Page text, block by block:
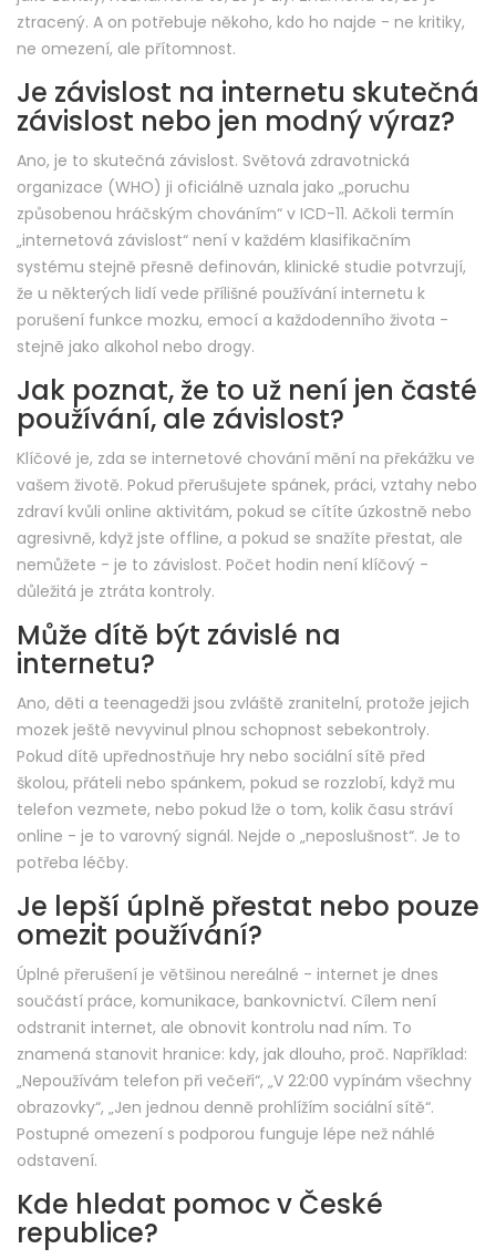
ztracený. A on potřebuje někoho, kdo ho najde - ne kritiky,
ne omezení, ale přítomnost.
Je závislost na internetu skutečná
závislost nebo jen modný výraz?
Ano, je to skutečná závislost. Světová zdravotnická
organizace (WHO) ji oficiálně uznala jako „poruchu
způsobenou hráčským chováním“ v ICD-11. Ačkoli termín
„internetová závislost“ není v každém klasifikačním
systému stejně přesně definován, klinické studie potvrzují,
že u některých lidí vede přílišné používání internetu k
porušení funkce mozku, emocí a každodenního života -
stejně jako alkohol nebo drogy.
Jak poznat, že to už není jen časté
používání, ale závislost?
Klíčové je, zda se internetové chování mění na překážku ve
vašem životě. Pokud přerušujete spánek, práci, vztahy nebo
zdraví kvůli online aktivitám, pokud se cítíte úzkostně nebo
agresivně, když jste offline, a pokud se snažíte přestat, ale
nemůžete - je to závislost. Počet hodin není klíčový -
důležitá je ztráta kontroly.
Může dítě být závislé na
internetu?
Ano, děti a teenagedži jsou zvláště zranitelní, protože jejich
mozek ještě nevyvinul plnou schopnost sebekontroly.
Pokud dítě upřednostňuje hry nebo sociální sítě před
školou, přáteli nebo spánkem, pokud se rozzlobí, když mu
telefon vezmete, nebo pokud lže o tom, kolik času stráví
online - je to varovný signál. Nejde o „neposlušnost“. Je to
potřeba léčby.
Je lepší úplně přestat nebo pouze
omezit používání?
Úplné přerušení je většinou nereálné - internet je dnes
součástí práce, komunikace, bankovnictví. Cílem není
odstranit internet, ale obnovit kontrolu nad ním. To
znamená stanovit hranice: kdy, jak dlouho, proč. Například:
„Nepoužívám telefon při večeři“, „V 22:00 vypínám všechny
obrazovky“, „Jen jednou denně prohlížím sociální sítě“.
Postupné omezení s podporou funguje lépe než náhlé
odstavení.
Kde hledat pomoc v České
republice?